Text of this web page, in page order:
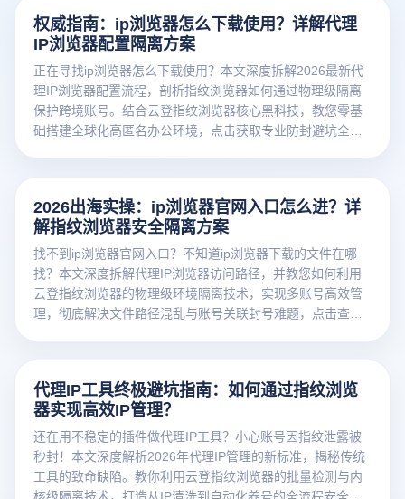
权威指南：ip浏览器怎么下载使用？详解代理
IP浏览器配置隔离方案
正在寻找ip浏览器怎么下载使用？本文深度拆解2026最新代
理IP浏览器配置流程，剖析指纹浏览器如何通过物理级隔离
保护跨境账号。结合云登指纹浏览器核心黑科技，教您零基
础搭建全球化高匿名办公环境，点击获取专业防封避坑全攻
2026出海实操：ip浏览器官网入口怎么进？详
解指纹浏览器安全隔离方案
找不到ip浏览器官网入口？不知道ip浏览器下载的文件在哪
找？本文深度拆解代理IP浏览器访问路径，并教您如何利用
云登指纹浏览器的物理级环境隔离技术，实现多账号高效管
理，彻底解决文件路径混乱与账号关联封号难题，点击查看
代理IP工具终极避坑指南：如何通过指纹浏览
器实现高效IP管理？
还在用不稳定的插件做代理IP工具？小心账号因指纹泄露被
秒封！本文深度解析2026年代理IP管理的新标准，揭秘传统
工具的致命缺陷。教你利用云登指纹浏览器的批量检测与内
核级隔离技术，打造从IP清洗到自动化养号的全流程安全方